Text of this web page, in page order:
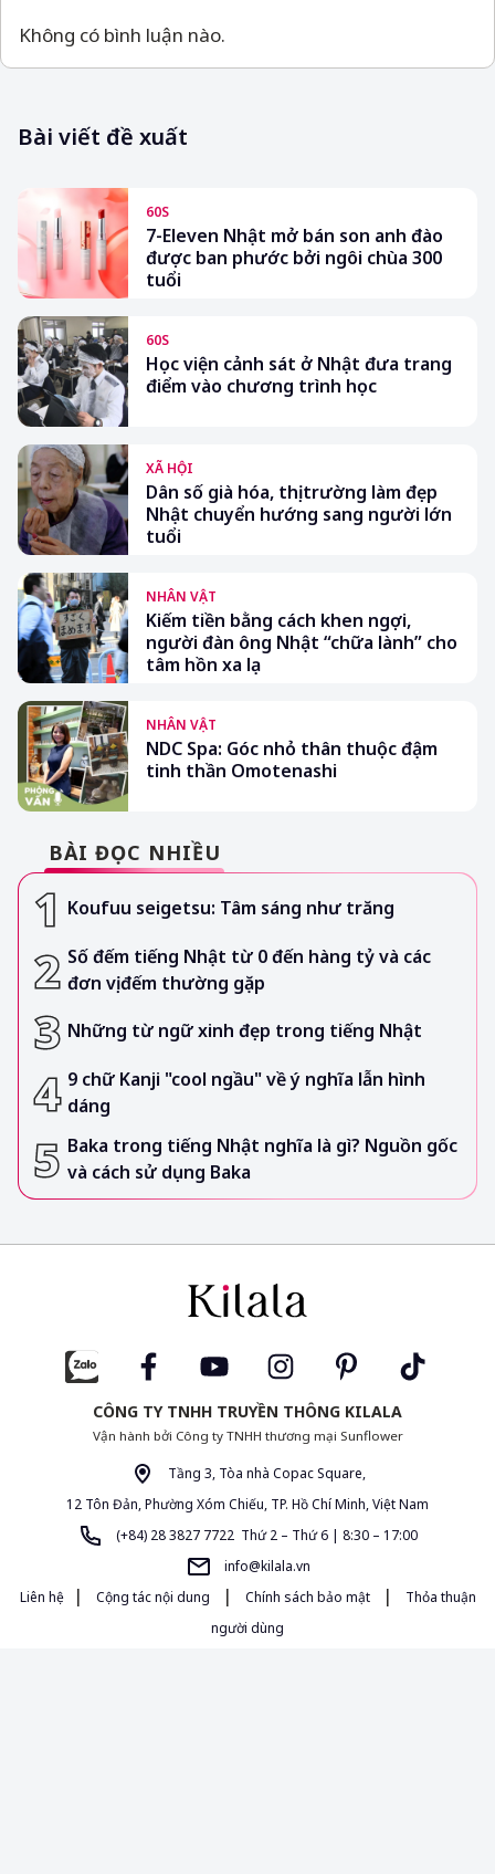
Không có bình luận nào.
Bài viết đề xuất
60S
7-Eleven Nhật mở bán son anh đào
được ban phước bởi ngôi chùa 300
tuổi
60S
Học viện cảnh sát ở Nhật đưa trang
điểm vào chương trình học
XÃ HỘI
Dân số già hóa, thị trường làm đẹp
Nhật chuyển hướng sang người lớn
tuổi
NHÂN VẬT
Kiếm tiền bằng cách khen ngợi,
người đàn ông Nhật “chữa lành” cho
tâm hồn xa lạ
NHÂN VẬT
NDC Spa: Góc nhỏ thân thuộc đậm
tinh thần Omotenashi
BÀI ĐỌC NHIỀU
Koufuu seigetsu: Tâm sáng như trăng
Số đếm tiếng Nhật từ 0 đến hàng tỷ và các
đơn vị đếm thường gặp
Những từ ngữ xinh đẹp trong tiếng Nhật
9 chữ Kanji "cool ngầu" về ý nghĩa lẫn hình
dáng
Baka trong tiếng Nhật nghĩa là gì? Nguồn gốc
và cách sử dụng Baka
CÔNG TY TNHH TRUYỀN THÔNG KILALA
Vận hành bởi Công ty TNHH thương mại Sunflower
Tầng 3, Tòa nhà Copac Square,
12 Tôn Đản, Phường Xóm Chiếu, TP. Hồ Chí Minh, Việt Nam
(+84) 28 3827 7722 Thứ 2 – Thứ 6 | 8:30 – 17:00
info@kilala.vn
Liên hệ
| Cộng tác nội dung | Chính sách bảo mật |
Thỏa thuận
người dùng